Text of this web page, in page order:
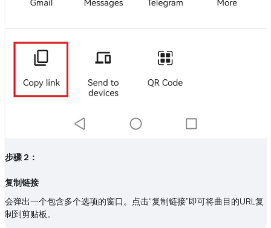
步骤 2：
复制链接
会弹出一个包含多个选项的窗口。点击“复制链接”即可将曲目的URL复
制到剪贴板。